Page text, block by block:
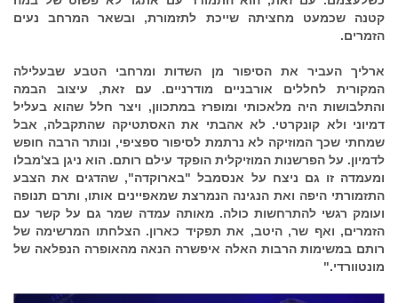
קטנה שכמעט מחציתה שייכת לתזמורת, ובשאר המרחב נעים
הזמרים.
ארליך העביר את הסיפור מן השדות ומרחבי הטבע שבעלילה
המקורית לחללים אורבניים מודרניים. עם זאת, עיצוב הבמה
והתלבושות היה מלאכותי ומופרז במתכוון, ויצר חלל שהוא בעליל
דמיוני ולא קונקרטי. לא אהבתי את האסתטיקה שהתקבלה, אבל
שמחתי שכך המוזיקה לא נרתמת לסיפור ספציפי, ונותר הרבה חופש
לדמיון. על הפרשנות המוזיקלית הופקד עילם רותם. הוא ניגן בצ'מבלו
ומעמדה זו גם ניצח על אנסמבל "בארוקדה", שהדגים את הצבע
התזמורתי היפה ואת הנגינה הנמרצת שמאפיינים אותו, ותרם תנופה
ועומק רגשי להתרחשות כולה. מאותה עמדה שמר גם על קשר עם
הזמרים, ואף שר, היטב, את תפקיד כארון. הצלחתו המרשימה של
רותם במשימות הרבות האלה איפשרה הנאה מהאופרה הנפלאה של
מונטוורדי."